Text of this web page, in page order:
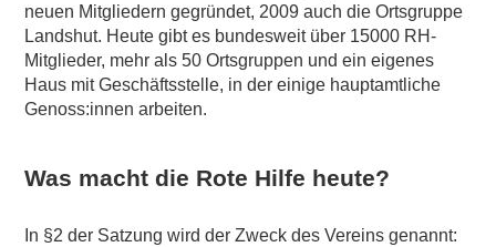
neuen Mitgliedern gegründet, 2009 auch die Ortsgruppe
Landshut. Heute gibt es bundesweit über 15000 RH-
Mitglieder, mehr als 50 Ortsgruppen und ein eigenes
Haus mit Geschäftsstelle, in der einige hauptamtliche
Genoss:innen arbeiten.
Was macht die Rote Hilfe heute?
In §2 der Satzung wird der Zweck des Vereins genannt: